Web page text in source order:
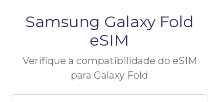
Samsung Galaxy Fold
eSIM
Verifique a compatibilidade do eSIM
para Galaxy Fold